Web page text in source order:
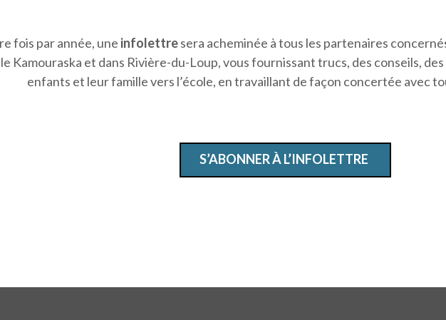
fois par année, une infolettresera acheminée à tous les partenaires
Kamouraska et dans Rivière-du-Loup, vous fournissant trucs, des conseils,
enfants et leur famille vers l’école, en travaillant de façon concertée avec
S’ABONNER À L’INFOLETTRE